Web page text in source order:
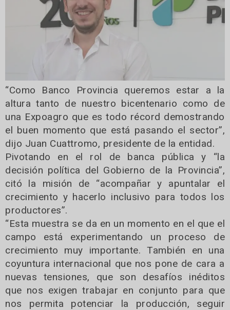
“Como Banco Provincia queremos estar a la
altura tanto de nuestro bicentenario como de
una Expoagro que es todo récord demostrando
el buen momento que está pasando el sector”,
dijo Juan Cuattromo, presidente de la entidad.
Pivotando en el rol de banca pública y “la
decisión política del Gobierno de la Provincia”,
citó la misión de “acompañar y apuntalar el
crecimiento y hacerlo inclusivo para todos los
productores”.
“Esta muestra se da en un momento en el que el
campo está experimentando un proceso de
crecimiento muy importante. También en una
coyuntura internacional que nos pone de cara a
nuevas tensiones, que son desafíos inéditos
que nos exigen trabajar en conjunto para que
nos permita potenciar la producción, seguir